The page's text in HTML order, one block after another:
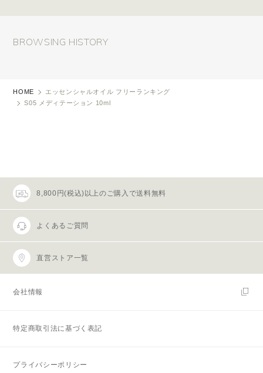
BROWSING HISTORY
HOME
エッセンシャルオイル フリーランキング
S05 メディテーション 10ml
8,800円(税込)以上のご購入で送料無料
よくあるご質問
直営ストア一覧
会社情報
特定商取引法に基づく表記
プライバシーポリシー